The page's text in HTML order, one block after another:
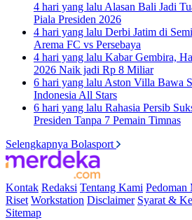
4 hari yang lalu Alasan Bali Jadi
Piala Presiden 2026
4 hari yang lalu Derbi Jatim di
Arema FC vs Persebaya
4 hari yang lalu Kabar Gembira,
2026 Naik jadi Rp 8 Miliar
6 hari yang lalu Aston Villa Bawa
Indonesia All Stars
6 hari yang lalu Rahasia Persib
Presiden Tanpa 7 Pemain Timnas
Selengkapnya Bolasport
Kontak Redaksi Tentang Kami Pedoman
Riset Workstation Disclaimer Syarat &
Sitemap